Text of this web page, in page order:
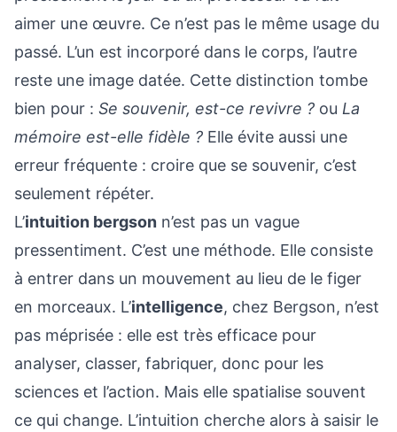
aimer une œuvre. Ce n’est pas le même usage du
passé. L’un est incorporé dans le corps, l’autre
reste une image datée. Cette distinction tombe
bien pour : Se souvenir, est-ce revivre ? ou La
mémoire est-elle fidèle ? Elle évite aussi une
erreur fréquente : croire que se souvenir, c’est
seulement répéter.
L’intuition bergson n’est pas un vague
pressentiment. C’est une méthode. Elle consiste
à entrer dans un mouvement au lieu de le figer
en morceaux. L’intelligence, chez Bergson, n’est
pas méprisée : elle est très efficace pour
analyser, classer, fabriquer, donc pour les
sciences et l’action. Mais elle spatialise souvent
ce qui change. L’intuition cherche alors à saisir le